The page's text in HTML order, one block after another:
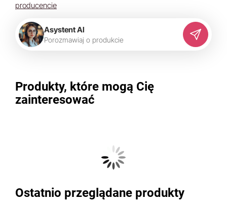
producencie
Asystent AI
Porozmawiaj o produkcie
Produkty, które mogą Cię
zainteresować
Ostatnio przeglądane produkty